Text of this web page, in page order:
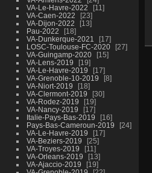
VA-Le-Havre-2022
11
VA-Caen-2022
23
VA-Dijon-2022
13
Pau-2022
18
VA-Dunkerque-2021
17
LOSC-Toulouse-FC-2020
27
VA-Guingamp-2020
15
VA-Lens-2019
19
VA-Le-Havre-2019
17
VA-Grenoble-10-2019
8
VA-Niort-2019
18
VA-Clermont-2019
30
VA-Rodez-2019
19
VA-Nancy-2019
17
Italie-Pays-Bas-2019
16
Pays-Bas-Cameroun-2019
24
VA-Le-Havre-2019
17
VA-Beziers-2019
25
VA-Troyes-2019
11
VA-Orleans-2019
13
VA-Ajaccio-2019
19